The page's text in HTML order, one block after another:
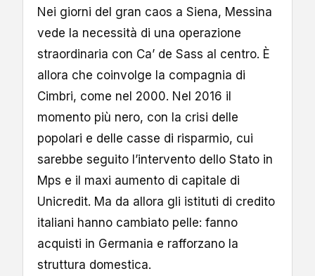
Nei giorni del gran caos a Siena, Messina
vede la necessità di una operazione
straordinaria con Ca’ de Sass al centro. È
allora che coinvolge la compagnia di
Cimbri, come nel 2000. Nel 2016 il
momento più nero, con la crisi delle
popolari e delle casse di risparmio, cui
sarebbe seguito l’intervento dello Stato in
Mps e il maxi aumento di capitale di
Unicredit. Ma da allora gli istituti di credito
italiani hanno cambiato pelle: fanno
acquisti in Germania e rafforzano la
struttura domestica.